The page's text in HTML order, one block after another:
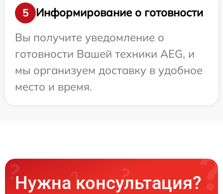
5
Информирование о готовности
Вы получите уведомление о
готовности Вашей техники AEG, и
мы организуем доставку в удобное
место и время.
Нужна консультация?